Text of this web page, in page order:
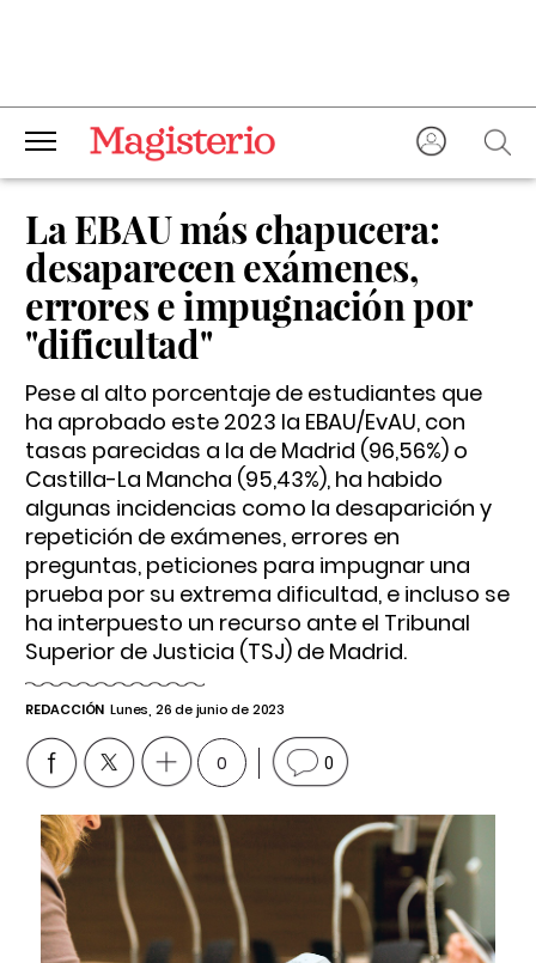
La EBAU más chapucera:
desaparecen exámenes,
errores e impugnación por
"dificultad"
Pese al alto porcentaje de estudiantes que
ha aprobado este 2023 la EBAU/EvAU, con
tasas parecidas a la de Madrid (96,56%) o
Castilla-La Mancha (95,43%), ha habido
algunas incidencias como la desaparición y
repetición de exámenes, errores en
preguntas, peticiones para impugnar una
prueba por su extrema dificultad, e incluso se
ha interpuesto un recurso ante el Tribunal
Superior de Justicia (TSJ) de Madrid.
REDACCIÓN Lunes, 26 de junio de 2023
0 0